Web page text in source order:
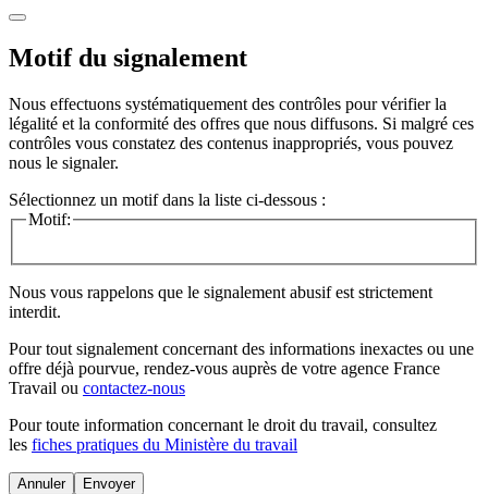
Motif du signalement
Nous effectuons systématiquement des contrôles pour vérifier la
légalité et la conformité des offres que nous diffusons. Si malgré ces
contrôles vous constatez des contenus inappropriés, vous pouvez
nous le signaler.
Sélectionnez un motif dans la liste ci-dessous :
Motif:
Nous vous rappelons que le signalement abusif est strictement
interdit.
Pour tout signalement concernant des informations inexactes ou une
offre déjà pourvue, rendez-vous auprès de votre agence France
Travail ou contactez-nous
Pour toute information concernant le droit du travail, consultez
les fiches pratiques du Ministère du travail
Annuler